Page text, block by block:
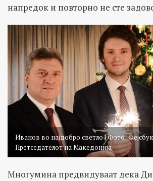
напредок и повторно не сте
Иванов во најдобро светло | Фото:
Претседателот на Македонија
Многумина предвидуваат дека